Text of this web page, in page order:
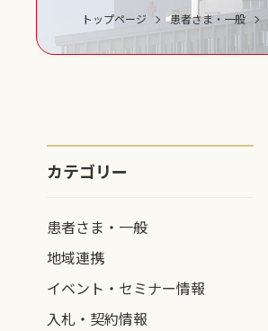
トップページ 患者さま・一般
カテゴリー
患者さま・一般
地域連携
イベント・セミナー情報
入札・契約情報